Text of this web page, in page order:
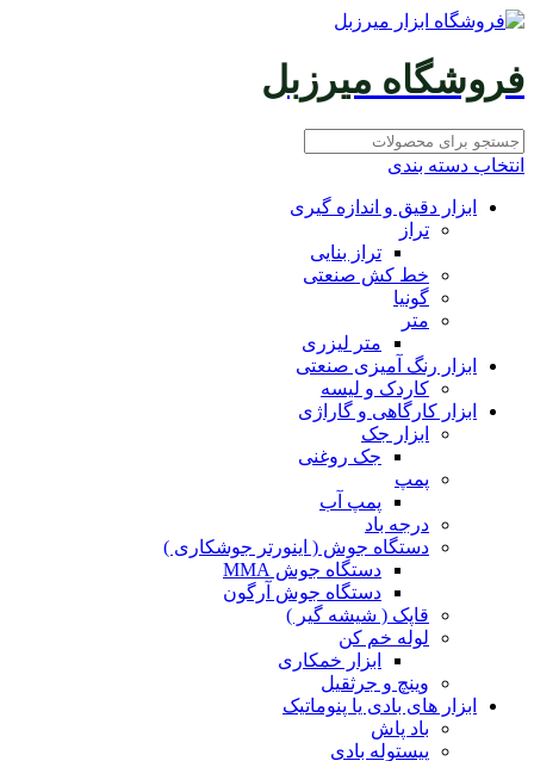
فروشگاه میرزبل
انتخاب دسته بندی
ابزار دقیق و اندازه گیری
تراز
تراز بنایی
خط کش صنعتی
گونیا
متر
متر لیزری
ابزار رنگ آمیزی صنعتی
کاردک و لیسه
ابزار کارگاهی و گاراژی
ابزار جک
جک روغنی
پمپ
پمپ آب
درجه باد
دستگاه جوش ( اینورتر جوشکاری )
دستگاه جوش MMA
دستگاه جوش آرگون
قاپک ( شیشه گیر )
لوله خم کن
ابزار خمکاری
وینچ و جرثقیل
ابزار های بادی یا پنوماتیک
باد پاش
پیستوله بادی